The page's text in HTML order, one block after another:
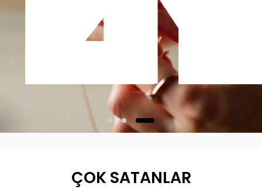
ÇOK SATANLAR